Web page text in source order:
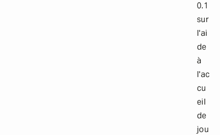
0.1
sur
l'ai
de
à
l'ac
cu
eil
de
jou